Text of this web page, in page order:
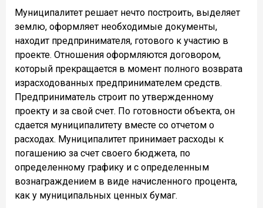
Муниципалитет решает нечто построить, выделяет
землю, оформляет необходимые документы,
находит предпринимателя, готового к участию в
проекте. Отношения оформляются договором,
который прекращается в момент полного возврата
израсходованных предпринимателем средств.
Предприниматель строит по утвержденному
проекту и за свой счет. По готовности объекта, он
сдается муниципалитету вместе со отчетом о
расходах. Муниципалитет принимает расходы к
погашению за счет своего бюджета, по
определенному графику и с определенным
вознаграждением в виде начисленного процента,
как у муниципальных ценных бумаг.